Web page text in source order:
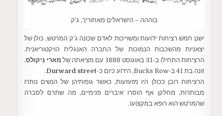
בוההה – הישראלים מאחוריך, ג’ק
ישנן חמש רציחות ידועות ומשוייכות לאדם שכונה ג’ק המרטש, כולן של
יצאניות מהשכבות הנמוכות של החברה האנגלית הויקטוריאנית.
הרציחות התחילו ב-31 באוגוסט 1888 עם מציאתה של
מארי ניקולס,
זונה בת 41 ב-Bucks Row, הידוע כיום כ-
Durward street
.
הרציחות רובן ככולן היו מזעזעות, כאשר גופותיהן של הנשים נותרו
מבותרות, מחלקן אף הוסרו איברים פנימיים, מה שתרם לסברה
שהמרטש הוא רופא במקצועו.